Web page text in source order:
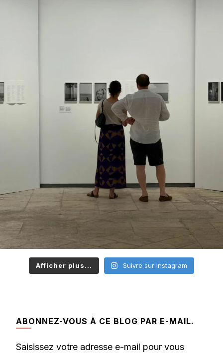
Afficher plus... Suivre sur Instagram
ABONNEZ-VOUS À CE BLOG PAR E-MAIL.
Saisissez votre adresse e-mail pour vous